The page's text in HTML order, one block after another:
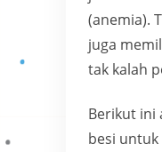
(anemia).
juga
tak kalah
Berikut ini
besi untuk